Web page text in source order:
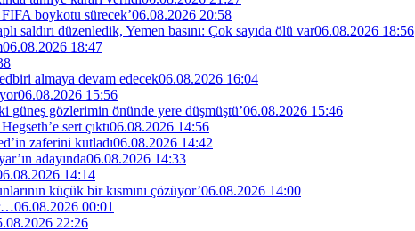
boykotu sürecek’06.08.2026 20:58
saldırı düzenledik, Yemen basını: Çok sayıda ölü var06.08.2026 18:56
06.08.2026 18:47
almaya devam edecek06.08.2026 16:04
06.08.2026 15:56
güneş gözlerimin önünde yere düşmüştü’06.08.2026 15:46
sert çıktı06.08.2026 14:56
zaferini kutladı06.08.2026 14:42
adayında06.08.2026 14:33
14:14
küçük bir kısmını çözüyor’06.08.2026 14:00
06.08.2026 00:01
22:26